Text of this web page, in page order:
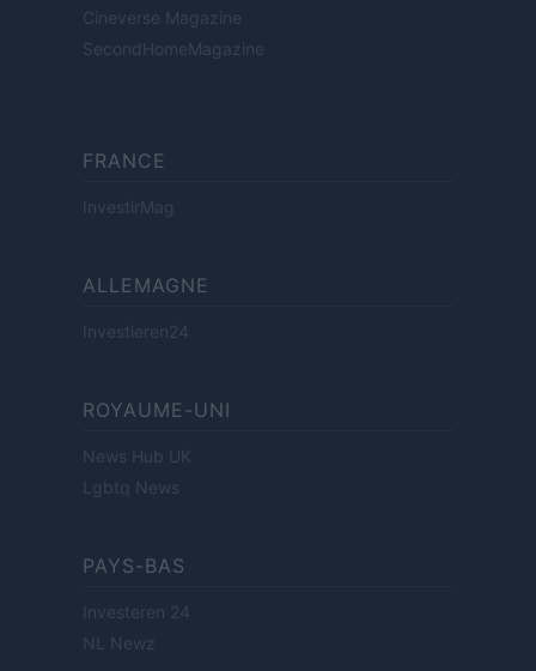
Cineverse Magazine
SecondHomeMagazine
FRANCE
InvestirMag
ALLEMAGNE
Investieren24
ROYAUME-UNI
News Hub UK
Lgbtq News
PAYS-BAS
Investeren 24
NL Newz